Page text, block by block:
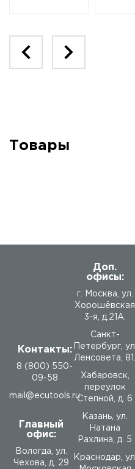
Товары
Контакты:
8 (800) 550-
09-58
mail@ecutools.ru
Главный
офис:
Вологда
ул.
Чехова, д. 29
Доп.
офисы:
г. Москва, ул.
Хорошёвская
3-я, д.21А.
Санкт-
Петербург, ул.
Ленсовета, 81.
Хабаровск,
переулок
Степной, д. 6
Казань, ул.
Натана
Рахлина, д. 5
Краснодар, ул.